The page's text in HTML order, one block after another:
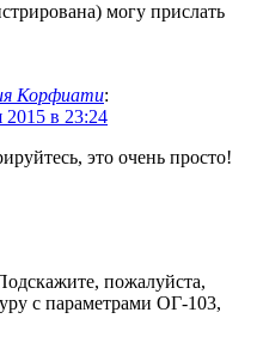
могу прислать
Корфиати:
2015 в 23:24
это очень просто!
пожалуйста,
с параметрами ОГ-103,